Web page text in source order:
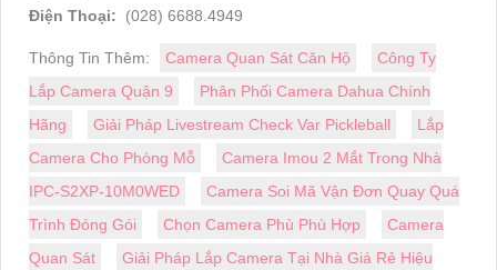
Điện Thoại:
(028) 6688.4949
Thông Tin Thêm: Camera Quan Sát Căn Hộ
Công Ty
Lắp Camera Quận 9
Phân Phối Camera Dahua Chính
Hãng
Giải Pháp Livestream Check Var Pickleball
Lắp
Camera Cho Phòng Mỗ
Camera Imou 2 Mắt Trong Nhà
IPC-S2XP-10M0WED
Camera Soi Mã Vận Đơn Quay Quá
Trình Đóng Gói
Chọn Camera Phù Phù Hợp
Camera
Quan Sát
Giải Pháp Lắp Camera Tại Nhà Giá Rẻ Hiệu